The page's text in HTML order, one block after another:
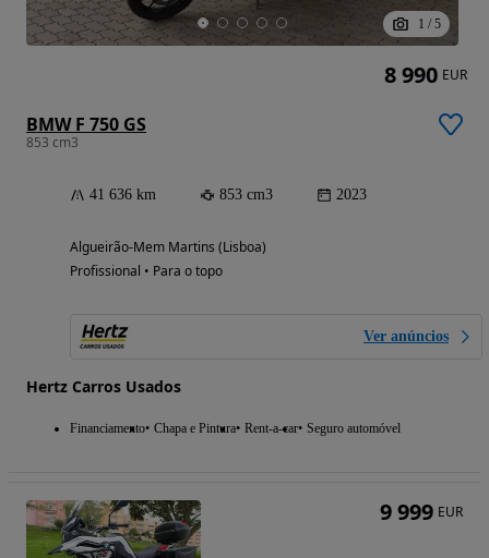
1 / 5
BMW F 750 GS
853 cm3
41 636 km 853 cm3 2023
Algueirão-Mem Martins (Lisboa)
Profissional • Para o topo
Ver anúncios
Hertz Carros Usados
Financiamento Chapa e Pintura Rent-a-car Seguro automóvel
8 990 EUR
9 999 EUR